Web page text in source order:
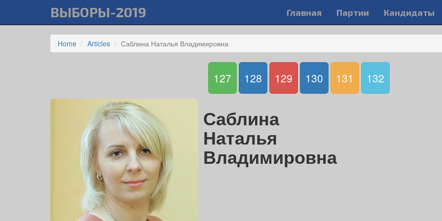
ВЫБОРЫ-2019 Главная Партии Кандидаты
Home Articles Саблина Наталья Владимировна
127 128 129 130 131 132
Саблина
Наталья
Владимировна